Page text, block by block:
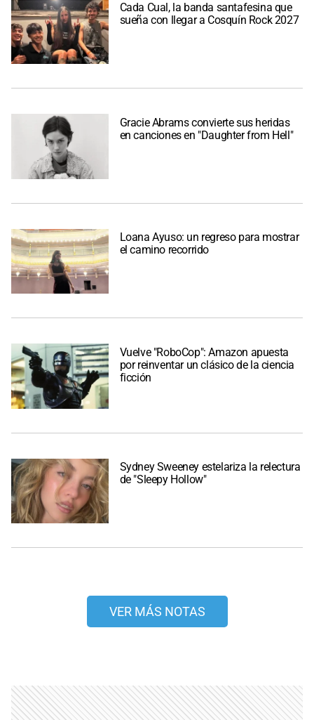
Cada Cual, la banda santafesina que
sueña con llegar a Cosquín Rock 2027
Gracie Abrams convierte sus heridas
en canciones en "Daughter from Hell"
Loana Ayuso: un regreso para mostrar
el camino recorrido
Vuelve "RoboCop": Amazon apuesta
por reinventar un clásico de la ciencia
ficción
Sydney Sweeney estelariza la relectura
de "Sleepy Hollow"
VER MÁS NOTAS